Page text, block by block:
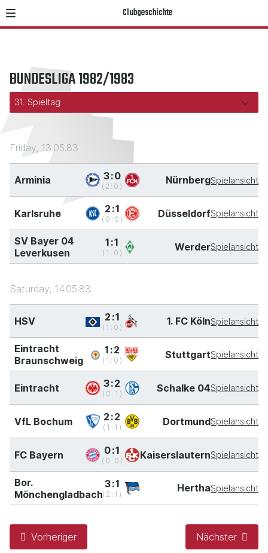
Clubgeschichte
BUNDESLIGA 1982/1983
Friday, 13.05.83
Arminia 3:0
(2:0) NürnbergSpielansicht
Karlsruhe 2:1
(0:0) DüsseldorfSpielansicht
SV Bayer 04
Leverkusen
1:1
(1:0) WerderSpielansicht
Saturday, 14.05.83
HSV 2:1
(1:0) 1. FC KölnSpielansicht
Eintracht
Braunschweig
1:2
(1:0) StuttgartSpielansicht
Eintracht 3:2
(0:1) Schalke 04Spielansicht
VfL Bochum 2:2
(1:1) DortmundSpielansicht
FC Bayern 0:1
(0:0) KaiserslauternSpielansicht
Bor.
Mönchengladbach
3:1
(2:1)
HerthaSpielansicht
Vorheriger Nächster